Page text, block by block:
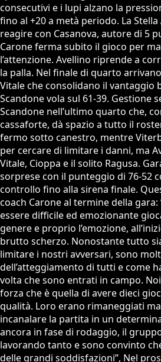
consecutivi e i lupi alzano la
fino al +20 a metà periodo. La
reagire con Casanova, autore di 5
Carone ferma subito il gioco per
l’attenzione. Avellino riprende a
la palla. Nel finale di quarto
Vitale che consolidano il vantaggio
Scandone vola sul 61-39. Gestione
Scandone nell’ultimo quarto che,
cassaforte, dà spazio a tutto il
fermo sotto canestro, mentre
per cercare di limitare i danni, ma
Vitale, Cioppa e il solito Ragusa.
sorprese con il punteggio di 76-52
controllo fino alla sirena finale.
coach Carone al termine della
essere difficile ed emozionante
genere e proprio l’emozione,
brutto scherzo. Nonostante tutto
limitare i nostri avversari, sono
dell’atteggiamento di tutti e come
volta che sono entrati in campo.
forza che è quella di avere dieci
qualità. Loro erano rimaneggiati
incanalare la partita in un
ancora in fase di rodaggio, il
lavorando tanto e sono convinto
delle grandi soddisfazioni”, Nel